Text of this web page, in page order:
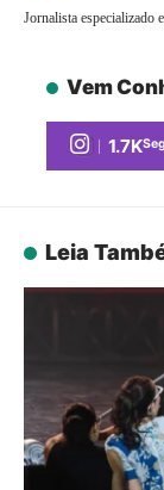
Jornalista especializado
Vem
1.7K
Leia